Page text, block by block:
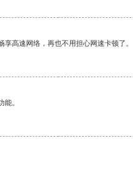
高速网络，再也不用担心网速卡顿了
。